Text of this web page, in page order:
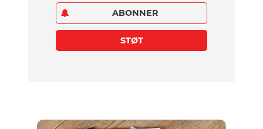
ABONNER
STØT